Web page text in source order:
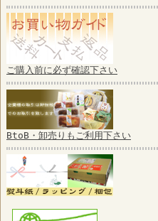
ご購入前に必ず確認下さい
BtoB・卸売りもご利用下さい